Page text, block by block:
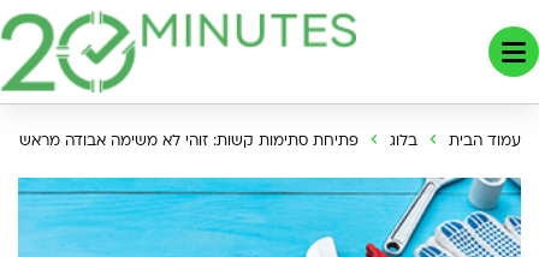
עמוד הבית בלוג פתיחת סתימות קשות: זוהי לא משימה אבודה מראש